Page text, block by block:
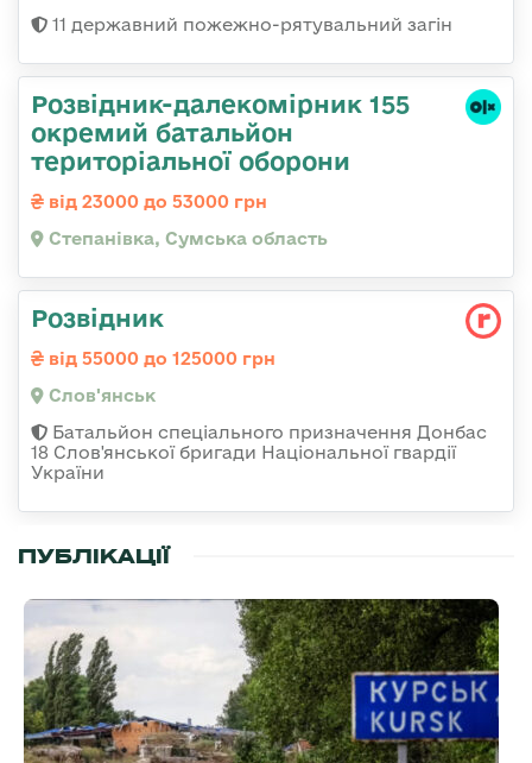
11 державний пожежно-рятувальний загін
Розвідник-далекомірник 155
окремий батальйон
територіальної оборони
від 23000 до 53000 грн
Степанівка, Сумська область
Розвідник
від 55000 до 125000 грн
Слов'янськ
Батальйон спеціального призначення Донбас
18 Слов'янської бригади Національної гвардії
України
ПУБЛІКАЦІЇ